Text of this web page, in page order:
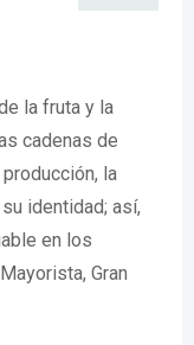
la fruta y la
cadenas de
la
identidad; así,
en los
Gran